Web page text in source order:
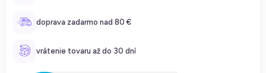
doprava zadarmo nad 80 €
vrátenie tovaru až do 30 dní